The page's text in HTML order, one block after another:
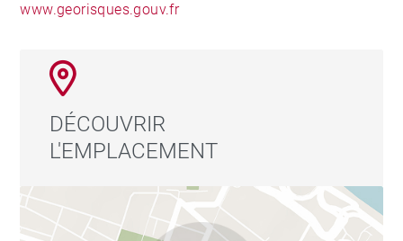
www.georisques.gouv.fr
DÉCOUVRIR
L'EMPLACEMENT